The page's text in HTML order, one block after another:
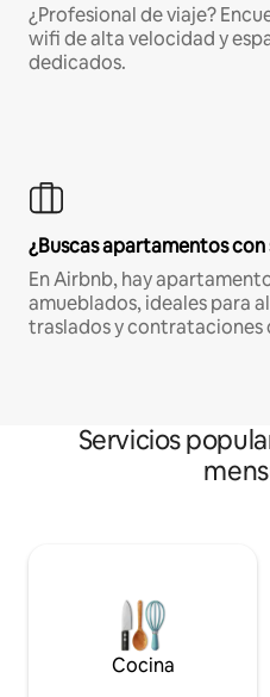
¿Profesional de viaje?
wifi de alta velocidad y
dedicados.
¿Buscas apartamentos
En Airbnb, hay
amueblados, ideales para
traslados y contrataciones
Servicios
Cocina